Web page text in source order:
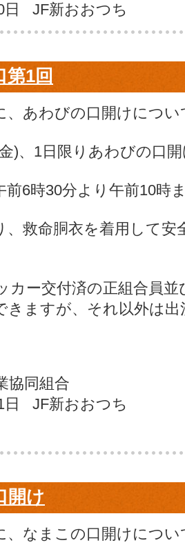
日 JF新おおつち
第1回
、あわびの口開けにつ
)、1日限りあわびの口
前6時30分より午前10時
、救命胴衣を着用して安
ー交付済の正組合員並
きますが、それ以外は
協同組合
日 JF新おおつち
開け
、なまこの口開けにつ